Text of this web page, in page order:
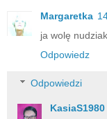
Margaretka
ja wolę
Odpowiedz
Odpowiedzi
KasiaS1980